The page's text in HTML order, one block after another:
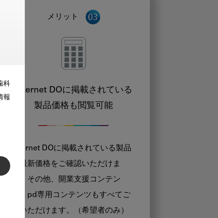
科
報
メリット
Internet DOに掲載されている
製品価格も閲覧可能
Internet DOに掲載されている製品
の最新価格をご確認いただけま
す。その他、開業支援コンテン
ツ、pd専用コンテンツもすべてご
覧いただけます。（希望者のみ）